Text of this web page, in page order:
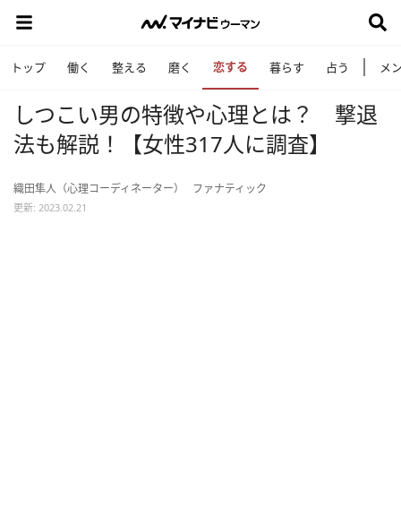
トップ 働く 整える 磨く 恋する 暮らす 占う メ
しつこい男の特徴や心理とは？ 撃退
法も解説！【女性317人に調査】
織田隼人（心理コーディネーター） ファナティック
更新: 2023.02.21